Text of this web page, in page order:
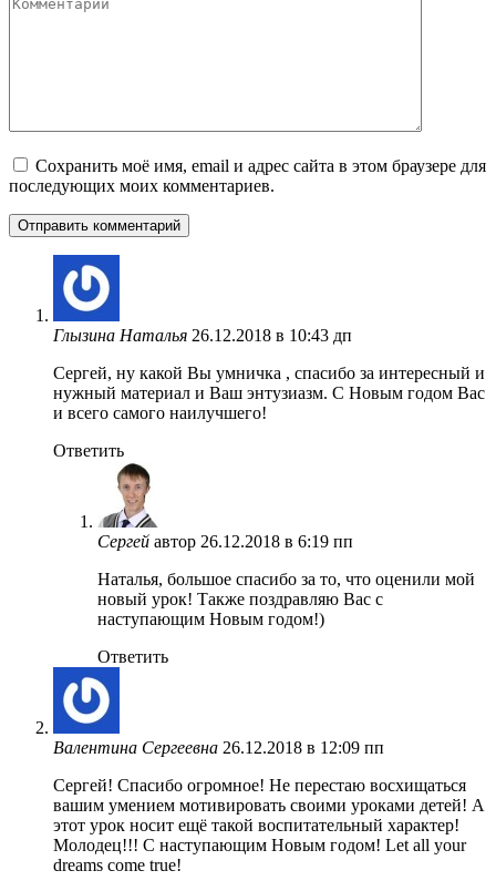
Сохранить моё имя, email и адрес сайта в этом браузере для
последующих моих комментариев.
Глызина Наталья 26.12.2018 в 10:43 дп
Сергей, ну какой Вы умничка , спасибо за интересный и
нужный материал и Ваш энтузиазм. С Новым годом Вас
и всего самого наилучшего!
Ответить
Сергей автор 26.12.2018 в 6:19 пп
Наталья, большое спасибо за то, что оценили мой
новый урок! Также поздравляю Вас с
наступающим Новым годом!)
Ответить
Валентина Сергеевна 26.12.2018 в 12:09 пп
Сергей! Спасибо огромное! Не перестаю восхищаться
вашим умением мотивировать своими уроками детей! А
этот урок носит ещё такой воспитательный характер!
Молодец!!! С наступающим Новым годом! Let all your
dreams come true!